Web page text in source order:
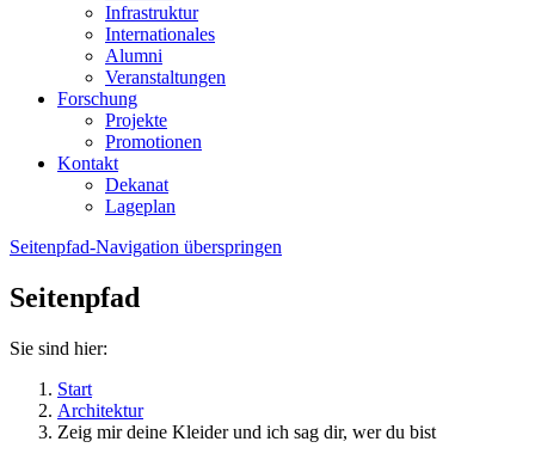
Infrastruktur
Internationales
Alumni
Veranstaltungen
Forschung
Projekte
Promotionen
Kontakt
Dekanat
Lageplan
Seitenpfad-Navigation überspringen
Seitenpfad
Sie sind hier:
Start
Architektur
Zeig mir deine Kleider und ich sag dir, wer du bist